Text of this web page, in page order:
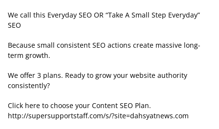
We call this Everyday SEO OR “Take A Small Step Everyday”
SEO
Because small consistent SEO actions create massive long-
term growth.
We offer 3 plans. Ready to grow your website authority
consistently?
Click here to choose your Content SEO Plan.
http://supersupportstaff.com/s/?site=dahsyatnews.com